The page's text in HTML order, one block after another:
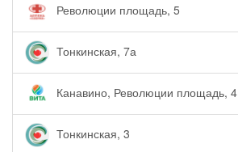
Революции площадь, 5
Тонкинская, 7а
Канавино, Революции площадь, 4
Тонкинская, 3